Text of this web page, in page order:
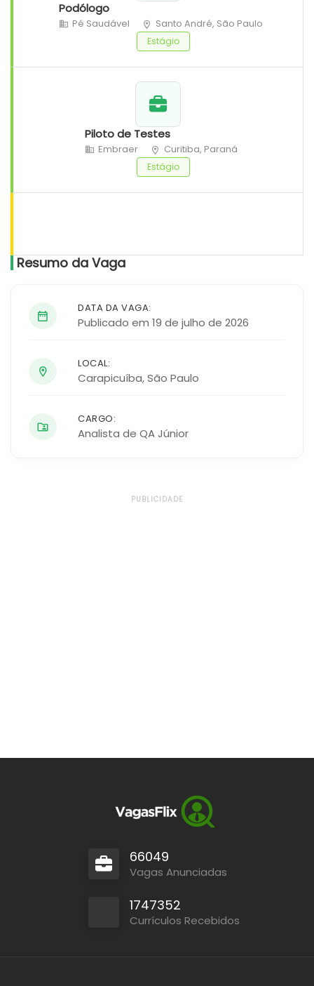
Podólogo
Pé Saudável Santo André, São Paulo
Estágio
Piloto de Testes
Embraer Curitiba, Paraná
Estágio
Resumo da Vaga
DATA DA VAGA:
Publicado em 19 de julho de 2026
LOCAL:
Carapicuíba,São Paulo
CARGO:
Analista de QA Júnior
PUBLICIDADE
66049
Vagas Anunciadas
1747352
Currículos Recebidos